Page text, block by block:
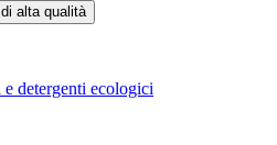
detergenti ecologici